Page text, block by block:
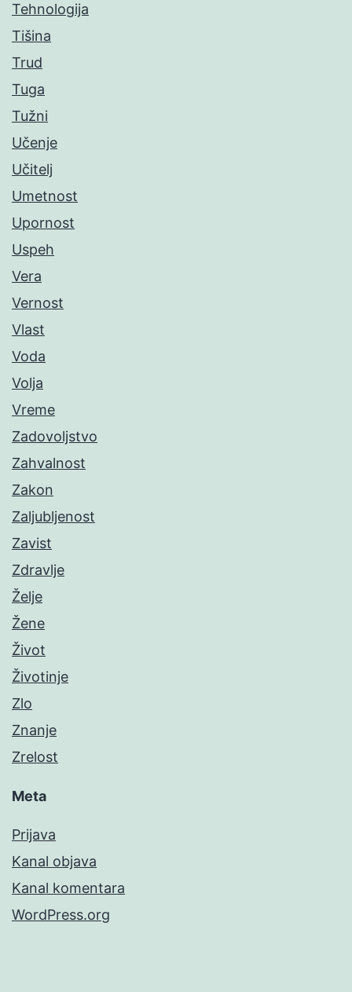
Tehnologija
Tišina
Trud
Tuga
Tužni
Učenje
Učitelj
Umetnost
Upornost
Uspeh
Vera
Vernost
Vlast
Voda
Volja
Vreme
Zadovoljstvo
Zahvalnost
Zakon
Zaljubljenost
Zavist
Zdravlje
Želje
Žene
Život
Životinje
Zlo
Znanje
Zrelost
Meta
Prijava
Kanal objava
Kanal komentara
WordPress.org